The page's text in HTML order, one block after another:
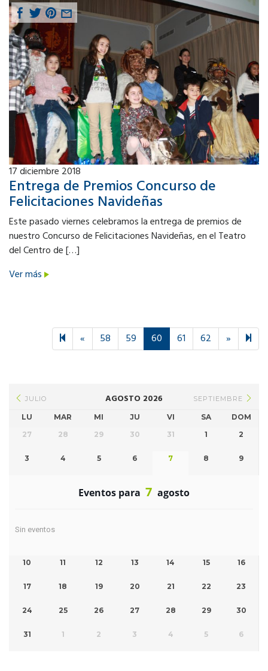
17diciembre 2018
Entrega de Premios Concurso de
Felicitaciones Navideñas
Este pasado viernes celebramos la entrega de premios de
nuestro Concurso de Felicitaciones Navideñas, en el Teatro
del Centro de […]
Ver más
« Previous
page
58 59 60 61 62 » Next
page
82
JULIO AGOSTO 2026 SEPTIEMBRE
LU MAR MI JU VI SA
DOM
27
28 29 30 31 1 2
3 4 5 6 7 8 9
Eventos para 7 agosto
Sin eventos
10 11 12 13 14 15 16
17 18 19 20 21 22 23
24 25 26 27 28 29 30
31 1 2 3 4 5 6